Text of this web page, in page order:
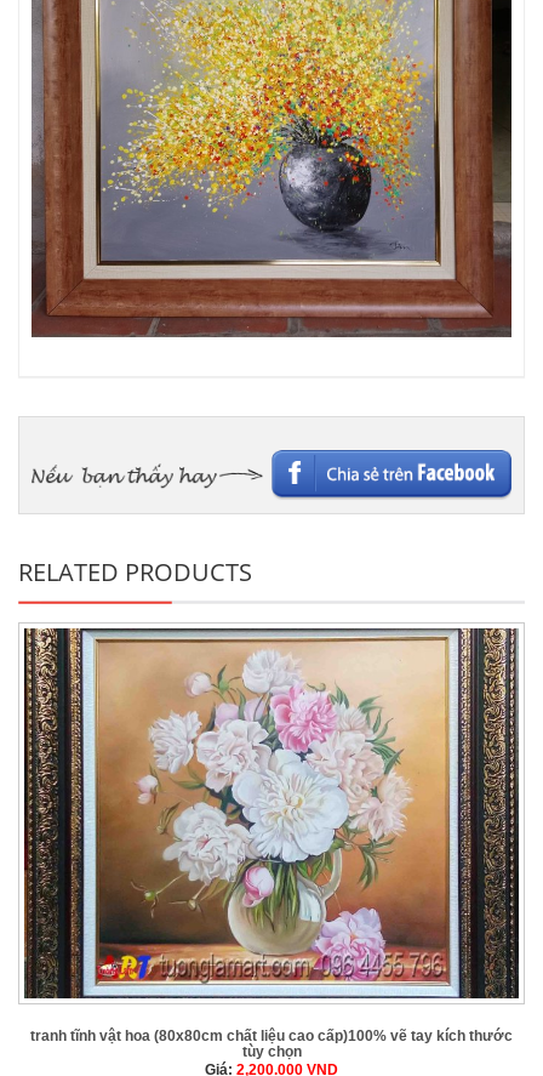
RELATED PRODUCTS
tranh tĩnh vật hoa (80x80cm chất liệu cao cấp)100% vẽ tay kích thước
tùy chọn
Giá: 2,200.000 VND